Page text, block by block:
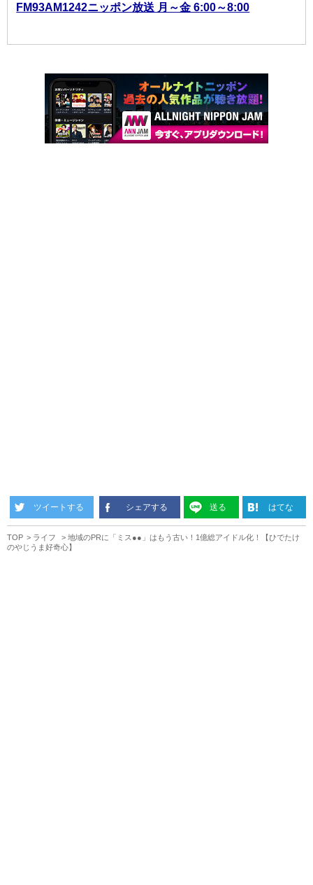
FM93AM1242ニッポン放送 月～金 6:00～8:00
ツイートする シェアする 送る はてな
TOP ライフ
地域のPRに「ミス●●」はもう古い！1億総アイドル化！【ひでたけ
のやじうま好奇心】